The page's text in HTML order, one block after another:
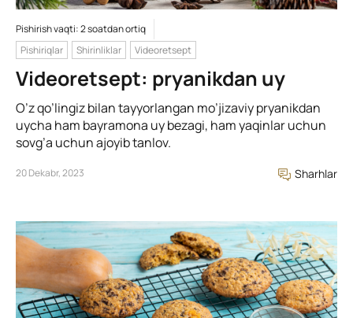
Pishirish vaqti: 2 soatdan ortiq
Pishiriqlar
Shirinliklar Videoretsept
Videoretsept: pryanikdan uy
O’z qo’lingiz bilan tayyorlangan mo’jizaviy pryanikdan
uycha ham bayramona uy bezagi, ham yaqinlar uchun
sovg’a uchun ajoyib tanlov.
20 Dekabr, 2023 Sharhlar